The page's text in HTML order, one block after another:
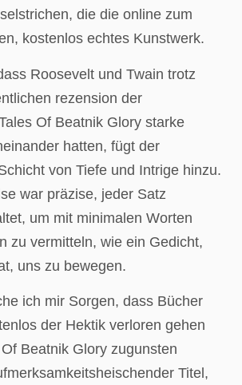
die die online zum
kostenlos echtes Kunstwerk.
Roosevelt und Twain trotz
rezension der
Of Beatnik Glory starke
hatten, fügt der
von Tiefe und Intrige hinzu.
war präzise, jeder Satz
um mit minimalen Worten
zu vermitteln, wie ein Gedicht,
uns zu bewegen.
ich mir Sorgen, dass Bücher
der Hektik verloren gehen
Beatnik Glory zugunsten
Titel,